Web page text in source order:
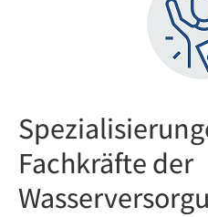
Fachkräfte der